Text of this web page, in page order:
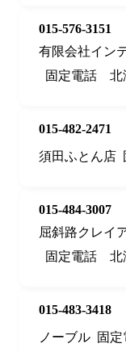
015-576-3151
有限会社イン
固定電話
北
015-482-2471
須田ふとん店
015-484-3007
屈斜路クレイ
固定電話
北
015-483-3418
ノーブル 固